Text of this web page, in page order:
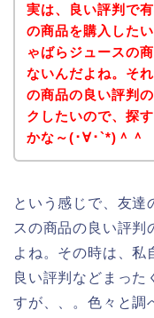
実は、良い評判で
の商品を購入した
ゃばらジュースの
ないんだよね。そ
の商品の良い評判
クしたいので、探
かな～(･∀･`*)＾＾
という感じで、友達
スの商品の良い評判
よね。その時は、私
良い評判などまった
すが、、。色々と調